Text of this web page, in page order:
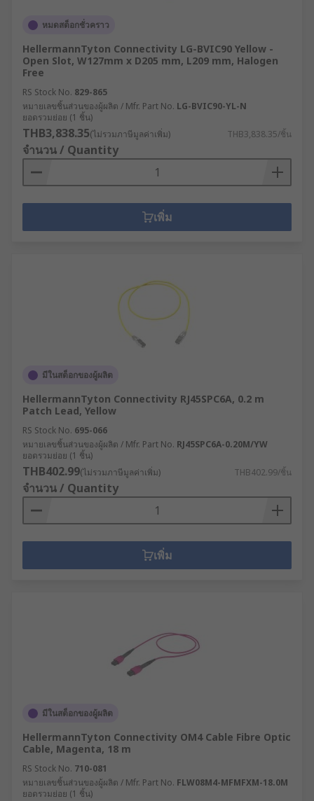
หมดสต็อกชั่วคราว
HellermannTyton Connectivity LG-BVIC90 Yellow -
Open Slot, W127mm x D205 mm, L209 mm, Halogen
Free
RS Stock No. 829-865
หมายเลขชิ้นส่วนของผู้ผลิต / Mfr. Part No. LG-BVIC90-YL-N
ยอดรวมย่อย (1 ชิ้น)
THB3,838.35(ไม่รวมภาษีมูลค่าเพิ่ม) THB3,838.35/ชิ้น
จำนวน / Quantity
เพิ่ม
มีในสต็อกของผู้ผลิต
HellermannTyton Connectivity RJ45SPC6A, 0.2 m
Patch Lead, Yellow
RS Stock No. 695-066
หมายเลขชิ้นส่วนของผู้ผลิต / Mfr. Part No. RJ45SPC6A-0.20M/YW
ยอดรวมย่อย (1 ชิ้น)
THB402.99(ไม่รวมภาษีมูลค่าเพิ่ม) THB402.99/ชิ้น
จำนวน / Quantity
เพิ่ม
มีในสต็อกของผู้ผลิต
HellermannTyton Connectivity OM4 Cable Fibre Optic
Cable, Magenta, 18 m
RS Stock No. 710-081
หมายเลขชิ้นส่วนของผู้ผลิต / Mfr. Part No. FLW08M4-MFMFXM-18.0M
ยอดรวมย่อย (1 ชิ้น)